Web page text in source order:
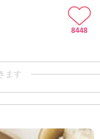
8448
ます